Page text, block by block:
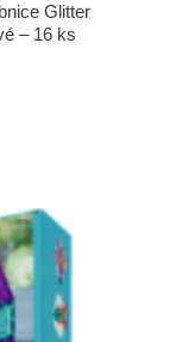
Glitter
– 16 ks